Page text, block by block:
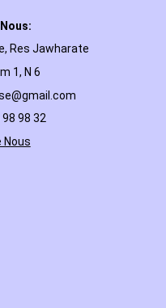
Res Jawharate
1, N 6
98 32
Nous